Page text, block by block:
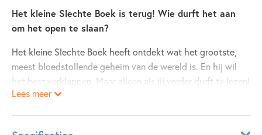
Het kleine Slechte Boek is terug! Wie durft het aan
om het open te slaan?
Het kleine Slechte Boek heeft ontdekt wat het grootste,
meest bloedstollende geheim van de wereld is. En hij wil
het best verklappen. Maar alleen als jij verder durft te lezen!
Het kleine Slechte Boek 2
Lees meer